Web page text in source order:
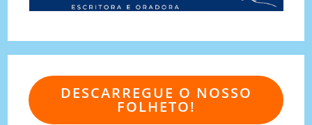
DESCARREGUE O NOSSO
FOLHETO!